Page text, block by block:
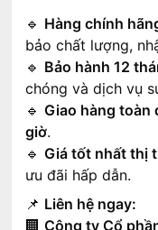
🔹 Hàng chính
bảo chất lượng,
🔹 Bảo hành 12
chóng và dịch vụ
🔹Giao hàng toàn
giờ.
🔹Giá tốt nhất thị
ưu đãi hấp dẫn.
📌 Liên hệ ngay:
🏢Công ty Cổ